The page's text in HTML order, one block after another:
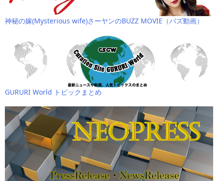
神秘の嫁(Mysterious wife)さーヤンのBUZZ MOVIE（バズ動画）
GURURI World トピックまとめ